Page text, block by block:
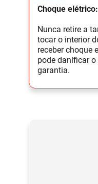
Choque elétrico:
Nunca retire a
tocar o interior
receber choque
pode danificar o
garantia.